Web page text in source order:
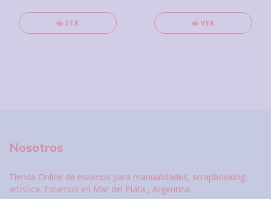
VER VER
Nosotros
Tienda Online de insumos para manualidades, scrapbooking,
artística. Estamos en Mar del Plata , Argentina.